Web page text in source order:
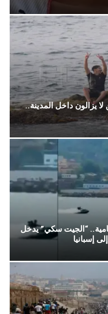
يزالون داخل المدينة..
“الجيت سكي” يدخل
إسبانيا